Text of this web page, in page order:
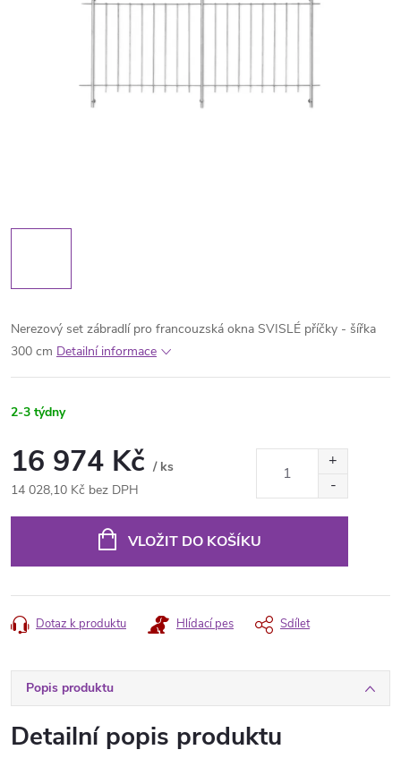
Nerezový set zábradlí pro francouzská okna SVISLÉ příčky - šířka
300 cm Detailní informace
2-3 týdny
16 974 Kč / ks
14 028,10 Kč bez DPH
VLOŽIT DO KOŠÍKU
Dotaz k produktu Hlídací pes Sdílet
Popis produktu
Detailní popis produktu